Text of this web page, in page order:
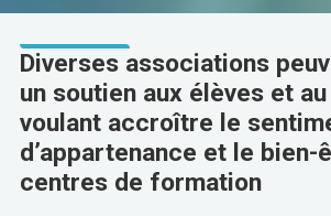
Diverses associations
un soutien aux élèves et
voulant accroître le
d’appartenance et le bien-
centres de formation